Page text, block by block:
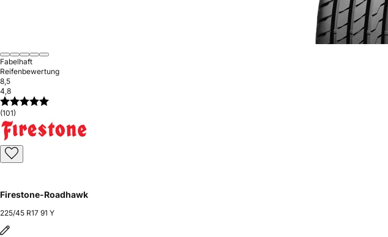
Fabelhaft
Reifenbewertung
8,5
4,8
(101)
Firestone-Roadhawk
225/45 R17 91 Y